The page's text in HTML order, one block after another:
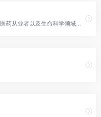
丁香园是面向医生、医疗机构、医药从业者以及生命科学领域人士的专业性社会化网络